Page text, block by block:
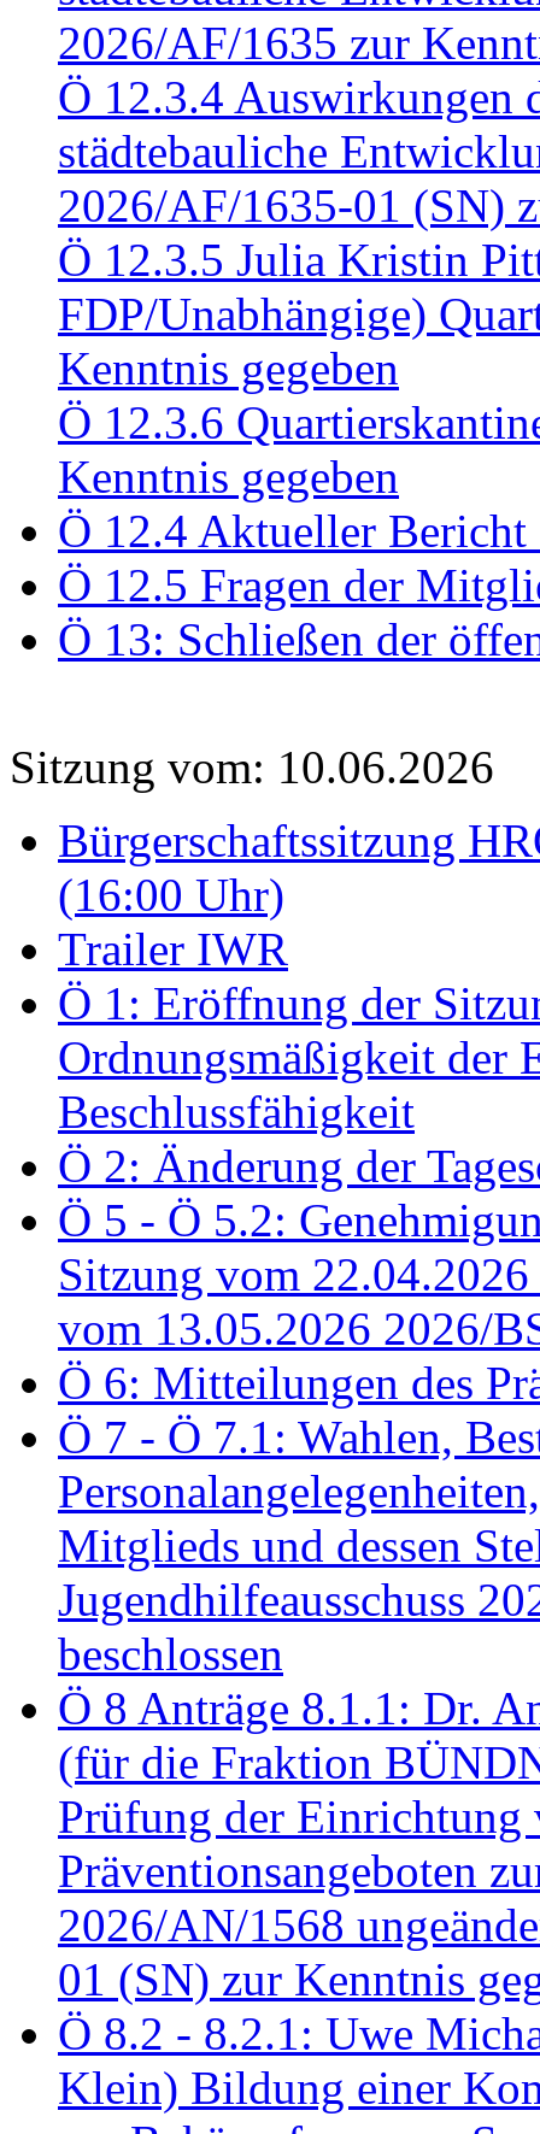
2026/AF/1635 zur
Ö 12.3.4 Auswirkungen
städtebauliche
2026/AF/1635-01 (SN)
Ö 12.3.5 Julia Kristin
FDP/Unabhängige)
Kenntnis gegeben
Ö 12.3.6
Kenntnis gegeben
Ö 12.4 Aktueller Bericht
Ö 12.5 Fragen der
Ö 13: Schließen der
Sitzung vom: 10.06.2026
Bürgerschaftssitzung
(16:00 Uhr)
Trailer IWR
Ö 1: Eröffnung der
Ordnungsmäßigkeit der
Beschlussfähigkeit
Ö 2: Änderung der
Ö 5 - Ö 5.2:
Sitzung vom
vom 13.05.2026 2026/
Ö 6: Mitteilungen des
Ö 7 - Ö 7.1: Wahlen,
Mitglieds und dessen
Jugendhilfeausschuss
beschlossen
Ö 8 Anträge 8.1.1: Dr.
(für die Fraktion
Prüfung der Einrichtung
Präventionsangeboten
2026/AN/1568
01 (SN) zur Kenntnis
Ö 8.2 - 8.2.1: Uwe
Klein) Bildung einer